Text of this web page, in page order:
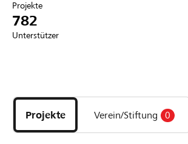
Anmelden
DE FR IT
Projekte
782
Unterstützer
Projekte
und
Organisationen
Projekte Verein/Stiftung 0